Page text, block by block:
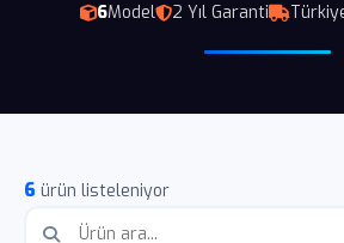
6Model 2 Yıl Garanti
6 ürün listeleniyor